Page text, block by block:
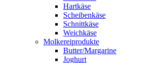
Hartkäse
Scheibenkäse
Schnittkäse
Weichkäse
Molkereiprodukte
Butter/Margarine
Joghurt